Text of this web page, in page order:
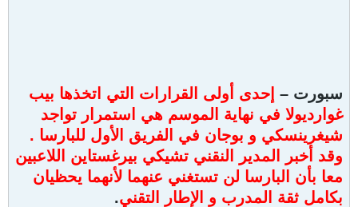
سبورت – إحدى أولى القرارات التي اتخذها بيب
غوارديولا في نهاية الموسم هي استمرار تواجد
شيغرينسكي و بوجان في الفريق الأول للبارسا .
وقد أخبر المدير النقني تشيكي بيرغستاين اللاعبين
معا بأن البارسا لن تستغني عنهما لأنهما يحظيان
بكامل ثقة المدرب و الإطار التقني.